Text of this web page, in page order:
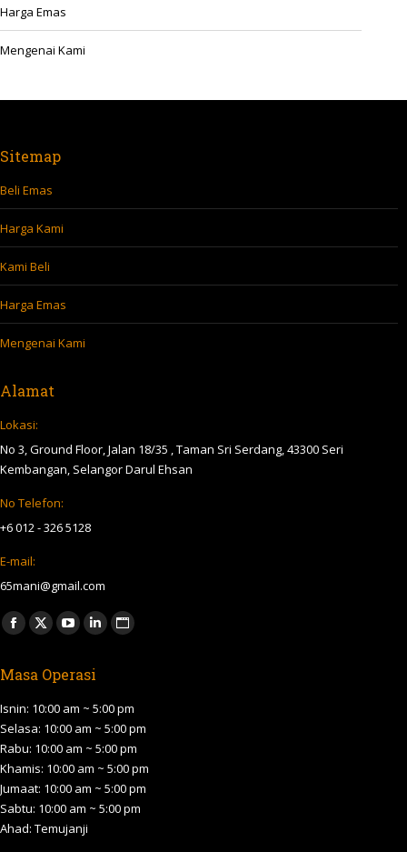
Harga Emas
Mengenai Kami
Sitemap
Beli Emas
Harga Kami
Kami Beli
Harga Emas
Mengenai Kami
Alamat
Lokasi:
No 3, Ground Floor, Jalan 18/35 , Taman Sri Serdang, 43300 Seri
Kembangan, Selangor Darul Ehsan
No Telefon:
+6 012 - 326 5128
E-mail:
65mani@gmail.com
Find us on:
Facebook
opens
in
new
window
X
opens
in
new
window
YouTube
opens
in
new
window
Linkedin
opens
in
new
window
Website
in
new
window
Masa Operasi
Isnin: 10:00 am ~ 5:00 pm
Selasa: 10:00 am ~ 5:00 pm
Rabu: 10:00 am ~ 5:00 pm
Khamis: 10:00 am ~ 5:00 pm
Jumaat: 10:00 am ~ 5:00 pm
Sabtu: 10:00 am ~ 5:00 pm
Ahad: Temujanji